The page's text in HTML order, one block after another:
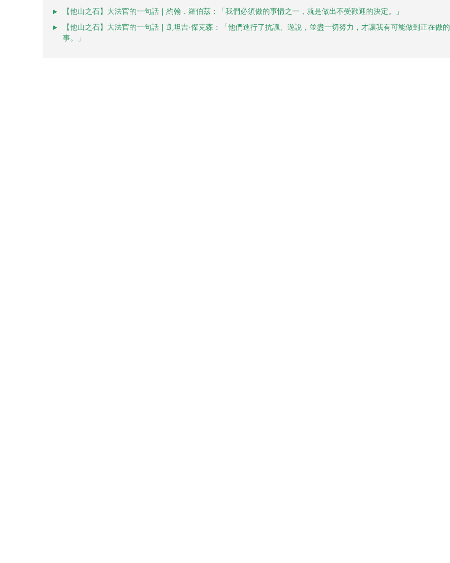
【他山之石】大法官的一句話｜約翰．羅伯茲：「我們必須做的事情之一，就是做出不受歡迎的決定。」
【他山之石】大法官的一句話｜凱坦吉·傑克森：「他們進行了抗議、遊說，並盡一切努力，才讓我有可能做到正在做的
事。」